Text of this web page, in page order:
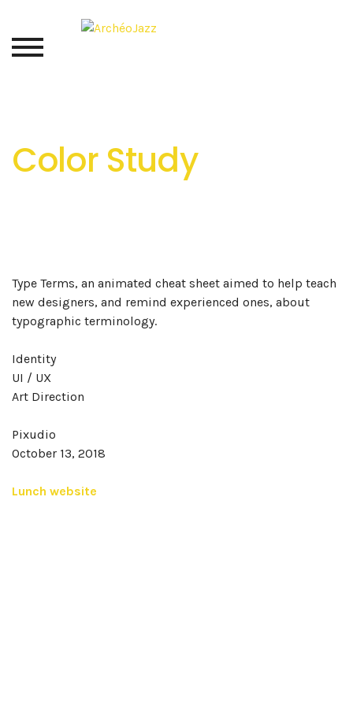
Color Study
Type Terms, an animated cheat sheet aimed to help teach
new designers, and remind experienced ones, about
typographic terminology.
Identity
UI / UX
Art Direction
Pixudio
October 13, 2018
Lunch website